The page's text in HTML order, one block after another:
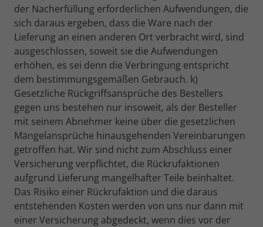
der Nacherfüllung erforderlichen Aufwendungen, die
sich daraus ergeben, dass die Ware nach der
Lieferung an einen anderen Ort verbracht wird, sind
ausgeschlossen, soweit sie die Aufwendungen
erhöhen, es sei denn die Verbringung entspricht
dem bestimmungsgemäßen Gebrauch. k)
Gesetzliche Rückgriffsansprüche des Bestellers
gegen uns bestehen nur insoweit, als der Besteller
mit seinem Abnehmer keine über die gesetzlichen
Mängelansprüche hinausgehenden Vereinbarungen
getroffen hat. Wir sind nicht zum Abschluss einer
Versicherung verpflichtet, die Rückrufaktionen
aufgrund Lieferung mangelhafter Teile beinhaltet.
Das Risiko einer Rückrufaktion und die daraus
entstehenden Kosten werden von uns nur dann mit
einer Versicherung abgedeckt, wenn dies vor der